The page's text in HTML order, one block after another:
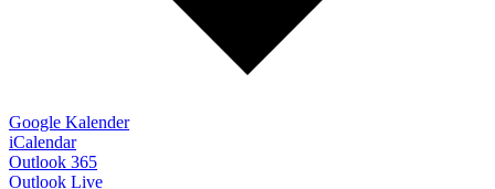
Google Kalender
iCalendar
Outlook 365
Outlook Live